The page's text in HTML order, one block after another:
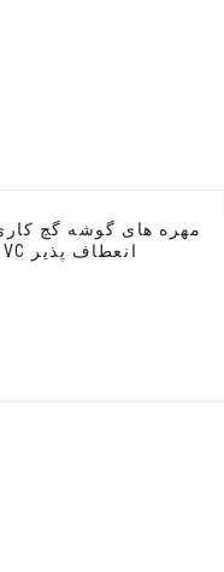
مهره های گوشه گچ
PVC انعطاف پذیر